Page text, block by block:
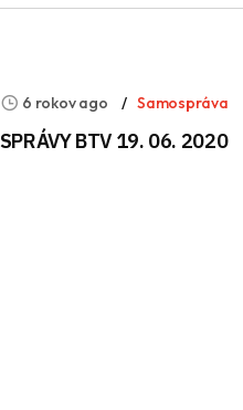
6 rokov ago Samospráva
SPRÁVY BTV 19. 06. 2020